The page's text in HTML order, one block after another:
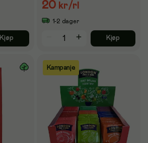
Kjøp
20 kr/rl
1-2 dager
Kjøp
Kampanje